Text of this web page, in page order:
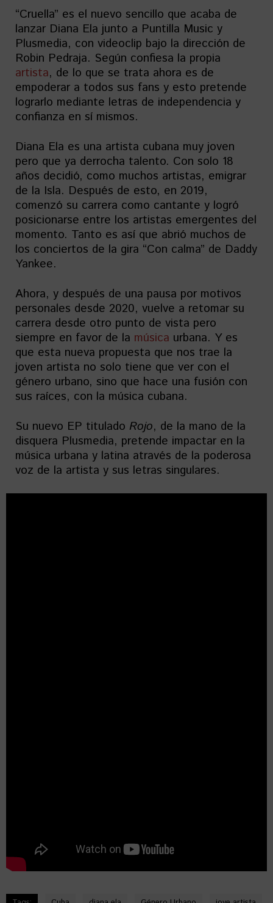
“Cruella” es el nuevo sencillo que acaba de
lanzar Diana Ela junto a Puntilla Music y
Plusmedia, con videoclip bajo la dirección de
Robin Pedraja. Según confiesa la propia
artista, de lo que se trata ahora es de
empoderar a todos sus fans y esto pretende
lograrlo mediante letras de independencia y
confianza en sí mismos.
Diana Ela es una artista cubana muy joven
pero que ya derrocha talento. Con solo 18
años decidió, como muchos artistas, emigrar
de la Isla. Después de esto, en 2019,
comenzó su carrera como cantante y logró
posicionarse entre los artistas emergentes del
momento. Tanto es así que abrió muchos de
los conciertos de la gira “Con calma” de Daddy
Yankee.
Ahora, y después de una pausa por motivos
personales desde 2020, vuelve a retomar su
carrera desde otro punto de vista pero
siempre en favor de la música urbana. Y es
que esta nueva propuesta que nos trae la
joven artista no solo tiene que ver con el
género urbano, sino que hace una fusión con
sus raíces, con la música cubana.
Su nuevo EP titulado Rojo, de la mano de la
disquera Plusmedia, pretende impactar en la
música urbana y latina através de la poderosa
voz de la artista y sus letras singulares.